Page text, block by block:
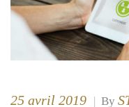
25 avril 2019 | By